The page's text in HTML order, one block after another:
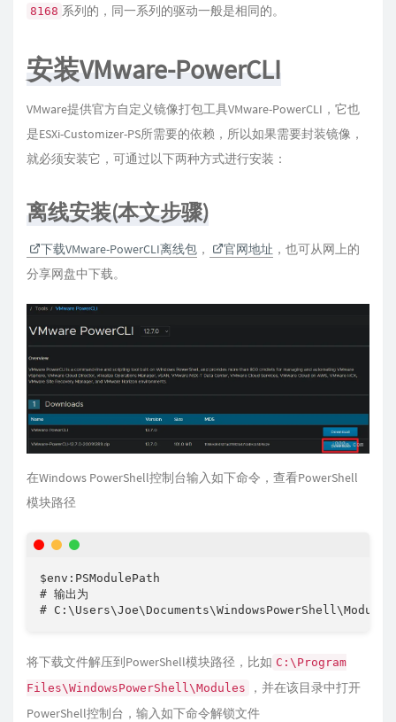
8168 系列的，同一系列的驱动一般是相同的。
安装VMware-PowerCLI
VMware提供官方自定义镜像打包工具VMware-PowerCLI，它也
是ESXi-Customizer-PS所需要的依赖，所以如果需要封装镜像，
就必须安装它，可通过以下两种方式进行安装：
离线安装(本文步骤)
下载VMware-PowerCLI离线包 ， 官网地址 ，也可从网上的
分享网盘中下载。
在Windows PowerShell控制台输入如下命令，查看PowerShell
模块路径
$env:PSModulePath
# 输出为
#
将下载文件解压到PowerShell模块路径，比如 C:\Program
Files\WindowsPowerShell\Modules
，并在该目录中打开
PowerShell控制台，输入如下命令解锁文件